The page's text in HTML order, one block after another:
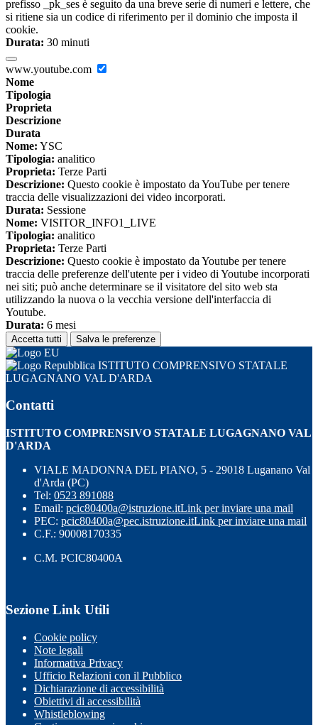
prefisso _pk_ses è seguito da una breve serie di numeri e lettere, che
si ritiene sia un codice di riferimento per il dominio che imposta il
cookie.
Durata: 30 minuti
www.youtube.com
Nome
Tipologia
Proprieta
Descrizione
Durata
Nome: YSC
Tipologia: analitico
Proprieta: Terze Parti
Descrizione: Questo cookie è impostato da YouTube per tenere
traccia delle visualizzazioni dei video incorporati.
Durata: Sessione
Nome: VISITOR_INFO1_LIVE
Tipologia: analitico
Proprieta: Terze Parti
Descrizione: Questo cookie è impostato da Youtube per tenere
traccia delle preferenze dell'utente per i video di Youtube incorporati
nei siti; può anche determinare se il visitatore del sito web sta
utilizzando la nuova o la vecchia versione dell'interfaccia di
Youtube.
Durata: 6 mesi
Accetta tutti Salva le preferenze
ISTITUTO COMPRENSIVO STATALE
LUGAGNANO VAL D'ARDA
Contatti
ISTITUTO COMPRENSIVO STATALE LUGAGNANO VAL
D'ARDA
VIALE MADONNA DEL PIANO, 5 - 29018 Luganano Val
d'Arda (PC)
Tel: 0523 891088
Email: pcic80400a@istruzione.itLink per inviare una mail
PEC: pcic80400a@pec.istruzione.itLink per inviare una mail
C.F.: 90008170335
C.M. PCIC80400A
Sezione Link Utili
Cookie policy
Note legali
Informativa Privacy
Ufficio Relazioni con il Pubblico
Dichiarazione di accessibilità
Obiettivi di accessibilità
Whistleblowing